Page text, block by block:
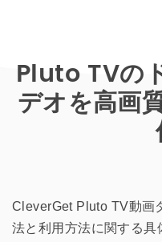
Pluto TVの
デオを高画
CleverGet Pluto TV動画
法と利用方法に関する